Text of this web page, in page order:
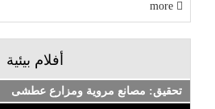
أفلام بيئية
تحقيق: مصانع مروية ومزارع عطشى